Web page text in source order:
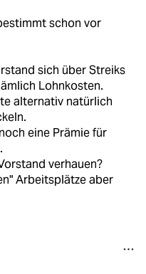
schon vor
sich über Streiks
Lohnkosten.
alternativ natürlich
eine Prämie für
verhauen?
Arbeitsplätze aber